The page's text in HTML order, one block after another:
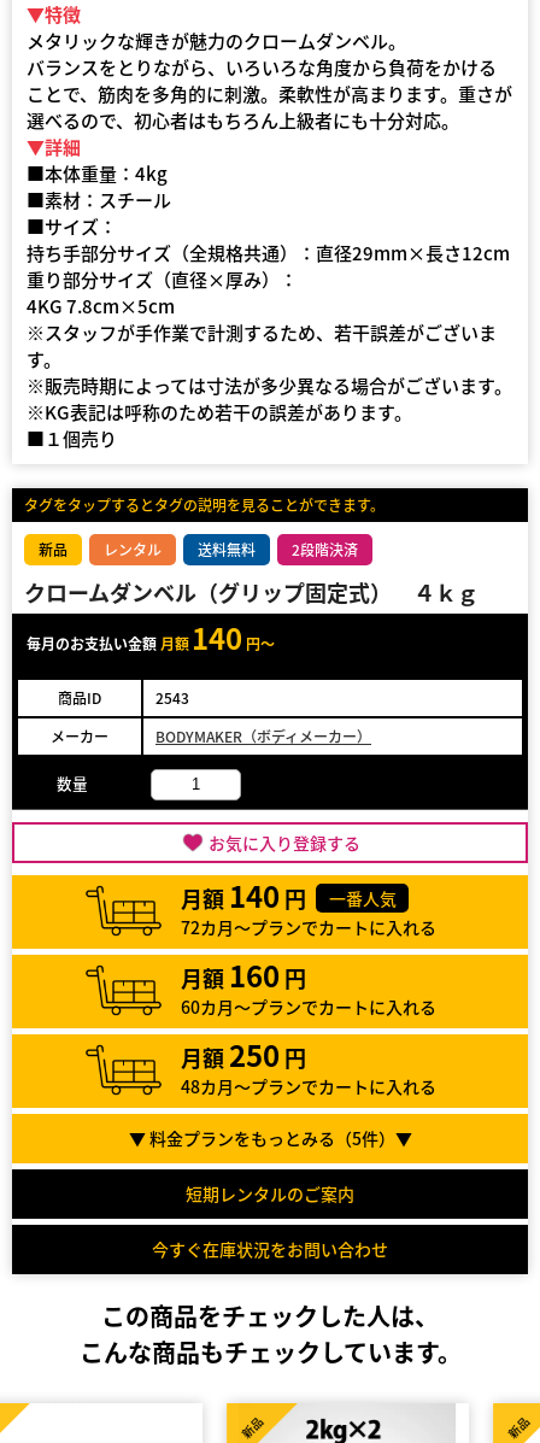
▼特徴
メタリックな輝きが魅力のクロームダンベル。
バランスをとりながら、いろいろな角度から負荷をかける
ことで、筋肉を多角的に刺激。柔軟性が高まります。重さが
選べるので、初心者はもちろん上級者にも十分対応。
▼詳細
■本体重量：4kg
■素材：スチール
■サイズ：
持ち手部分サイズ（全規格共通）：直径29mm×長さ12cm
重り部分サイズ（直径×厚み）：
4KG 7.8cm×5cm
※スタッフが手作業で計測するため、若干誤差がございま
す。
※販売時期によっては寸法が多少異なる場合がございます。
※KG表記は呼称のため若干の誤差があります。
■１個売り
タグをタップするとタグの説明を見ることができます。
新品 レンタル 送料無料 2段階決済
クロームダンベル（グリップ固定式） ４ｋｇ
毎月のお支払い金額 月額 140 円～
商品ID
2543
メーカー
BODYMAKER（ボディメーカー）
数量
お気に入り登録する
月額 140 円
一番人気
72カ月～プランでカートに入れる
月額 160 円
60カ月～プランでカートに入れる
月額 250 円
48カ月～プランでカートに入れる
▼ 料金プランをもっとみる（5件）▼
短期レンタルのご案内
今すぐ在庫状況をお問い合わせ
この商品をチェックした人は、
こんな商品もチェックしています。
新品